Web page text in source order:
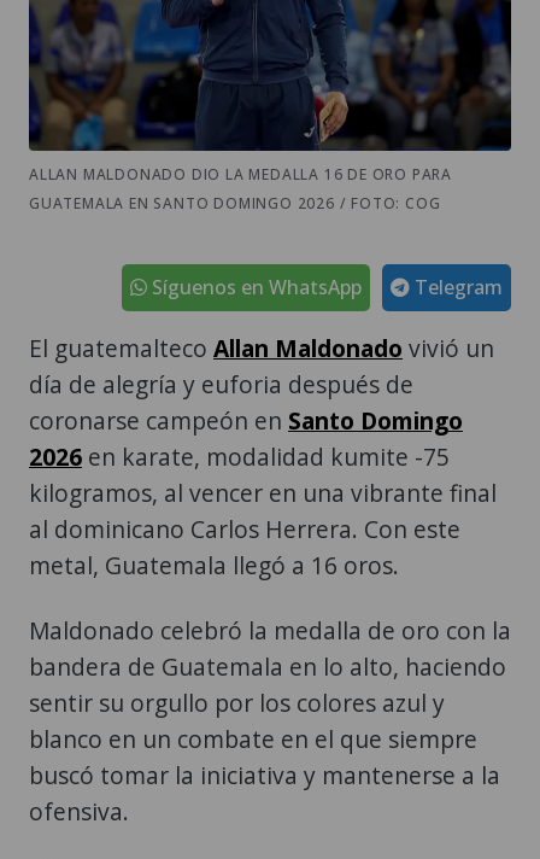
ALLAN MALDONADO DIO LA MEDALLA 16 DE ORO PARA
GUATEMALA EN SANTO DOMINGO 2026 / FOTO: COG
Telegram
Síguenos en WhatsApp
El guatemalteco Allan Maldonado vivió un
día de alegría y euforia después de
coronarse campeón en Santo Domingo
2026 en karate, modalidad kumite -75
kilogramos, al vencer en una vibrante final
al dominicano Carlos Herrera. Con este
metal, Guatemala llegó a 16 oros.
Maldonado celebró la medalla de oro con la
bandera de Guatemala en lo alto, haciendo
sentir su orgullo por los colores azul y
blanco en un combate en el que siempre
buscó tomar la iniciativa y mantenerse a la
ofensiva.